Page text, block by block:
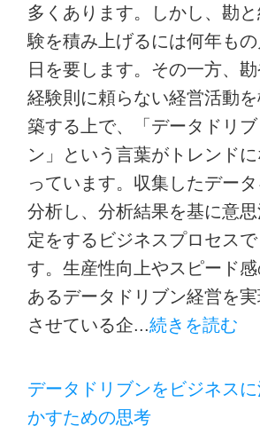
多くあります。しかし、勘
験を積み上げるには何年もの
日を要します。その一方、
経験則に頼らない経営活動
築する上で、「データドリブ
ン」という言葉がトレンド
っています。収集したデータ
分析し、分析結果を基に意
定をするビジネスプロセスで
す。生産性向上やスピード感
あるデータドリブン経営を
させている企...続きを読む
データドリブンをビジネス
かすための思考